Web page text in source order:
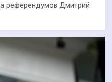
референдумов Дмитрий